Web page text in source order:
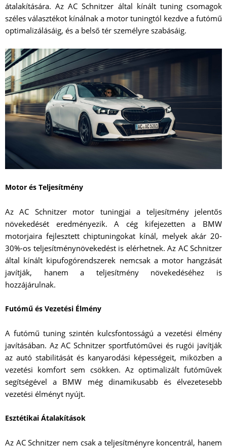
átalakítására. Az AC Schnitzer által kínált tuning csomagok
széles választékot kínálnak a motor tuningtól kezdve a futómű
optimalizálásáig, és a belső tér személyre szabásáig.
Motor és Teljesítmény
Az AC Schnitzer motor tuningjai a teljesítmény jelentős
növekedését eredményezik. A cég kifejezetten a BMW
motorjaira fejlesztett chiptuningokat kínál, melyek akár 20-
30%-os teljesítménynövekedést is elérhetnek. Az AC Schnitzer
által kínált kipufogórendszerek nemcsak a motor hangzását
javítják, hanem a teljesítmény növekedéséhez is
hozzájárulnak.
Futómű és Vezetési Élmény
A futómű tuning szintén kulcsfontosságú a vezetési élmény
javításában. Az AC Schnitzer sportfutóművei és rugói javítják
az autó stabilitását és kanyarodási képességeit, miközben a
vezetési komfort sem csökken. Az optimalizált futóművek
segítségével a BMW még dinamikusabb és élvezetesebb
vezetési élményt nyújt.
Esztétikai Átalakítások
Az AC Schnitzer nem csak a teljesítményre koncentrál, hanem